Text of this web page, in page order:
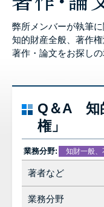
弊所メンバーが執筆
知的財産全般、著作
著作・論文をお探し
Q＆A 知
権」
業務分野: 知財一般
著者など
業務分野